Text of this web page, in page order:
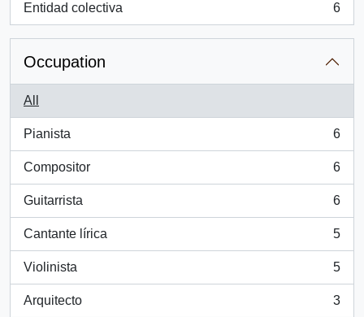
Entidad colectiva
, 6 results
6
Occupation
All
Pianista
, 6 results
6
Compositor
, 6 results
6
Guitarrista
, 6 results
6
Cantante lírica
, 5 results
5
Violinista
, 5 results
5
Arquitecto
, 3 results
3